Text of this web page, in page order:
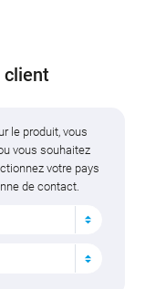
client
le produit, vous
vous souhaitez
votre pays
de contact.